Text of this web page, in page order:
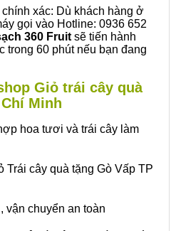
xác: Dù khách hàng ở
gọi vào Hotline: 0936 652
360 Fruit sẽ tiến hành
trong 60 phút nếu bạn đang
Giỏ trái cây quà
Minh
hoa tươi và trái cây làm
Trái cây quà tặng Gò Vấp TP
vận chuyển an toàn